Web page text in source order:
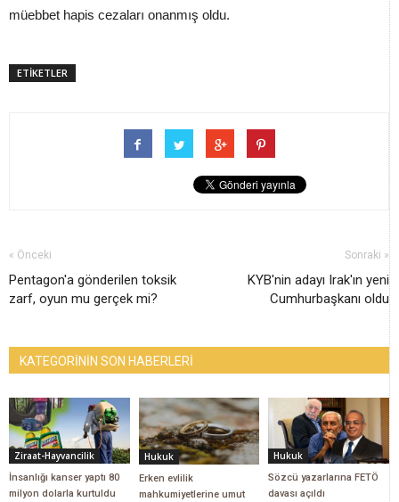
müebbet hapis cezaları onanmış oldu.
ETİKETLER
« Önceki
Pentagon'a gönderilen toksik
zarf, oyun mu gerçek mi?
Sonraki »
KYB'nin adayı Irak'ın yeni
Cumhurbaşkanı oldu
KATEGORİNİN SON HABERLERİ
Ziraat-Hayvancilik
İnsanlığı kanser yaptı 80
milyon dolarla kurtuldu
Hukuk
Erken evlilik
mahkumiyetlerine umut
Hukuk
Sözcü yazarlarına FETÖ
davası açıldı